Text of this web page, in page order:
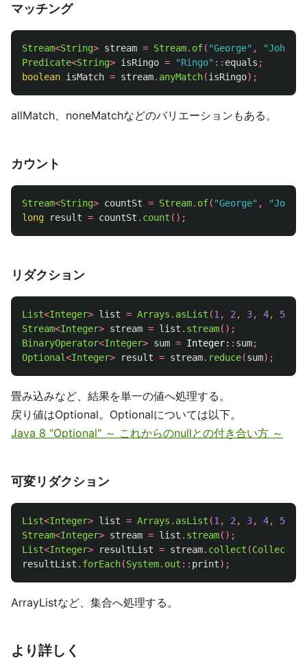
マッチング
Stream<String> stream = Stream. of( "George" , "John"
Predicate<String> isRingo = "Ringo" :: equals ;
boolean isMatch = stream. anyMatch(isRingo);
allMatch、noneMatchなどのバリエーションもある。
カウント
Stream<String> countSt = Stream. of( "George" , "John"
long
result = countSt . count ();
リダクション
List<Integer> list = Arrays . asList (1 , 2 , 3, 4, 5
Stream<Integer> stream = list . stream();
BinaryOperator<Integer> sum = Integer: : sum;
Optional<Integer> result = stream. reduce(sum);
畳み込みなど、結果を単一の値へ処理する。
戻り値はOptional。Optionalについては以下。
Java 8 "Optional" ～ これからのnullとの付き合い方 ～
可変リダクション
List<Integer> list = Arrays . asList (1 , 2 , 3, 4, 5
Stream<Integer> stream = list . stream();
List<Integer> resultList = stream. collect (Collectors
resultList . forEach(System. out :: print);
ArrayListなど、集合へ処理する。
より詳しく